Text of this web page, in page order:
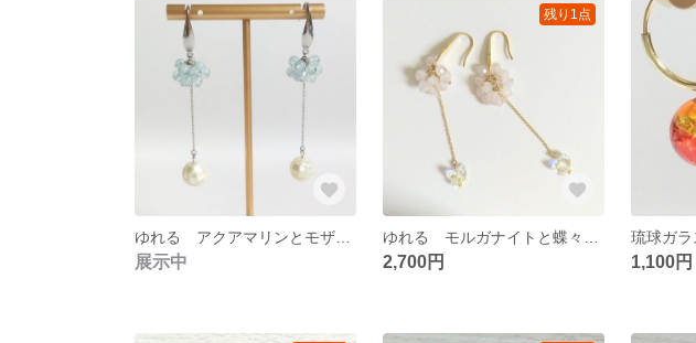
展示中
残り1点
2,700円 1,100円